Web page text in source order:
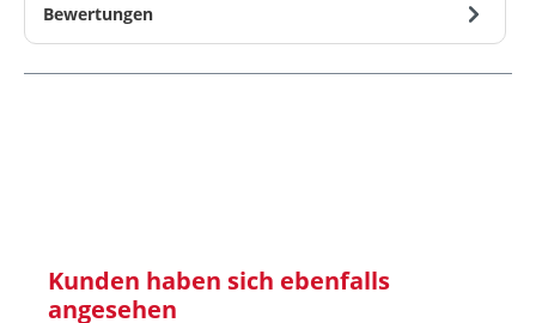
Bewertungen
Produktgalerie überspringen
Kunden haben sich ebenfalls
angesehen